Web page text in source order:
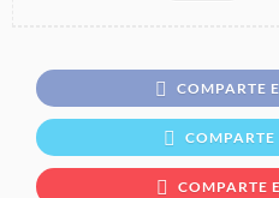
COMPARTE
COMPARTE